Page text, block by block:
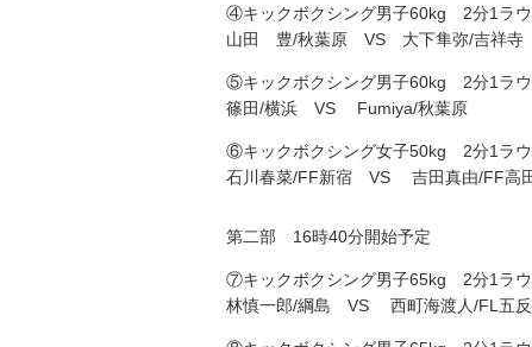
④キックボクシング男子60kg 2分1ラ
山田 豊/秋葉原 VS 大下隼弥/吉祥寺
⑤キックボクシング男子60kg 2分1ラ
篠田/横浜 VS Fumiya/秋葉原
⑥キックボクシング女子50kg 2分1ラ
石川春菜/FF新宿 VS 吉田真由/FF高
第二部 16時40分開始予定
⑦キックボクシング男子65kg 2分1ラ
林慎一郎/綱島 VS 西町海渡人/FL五反